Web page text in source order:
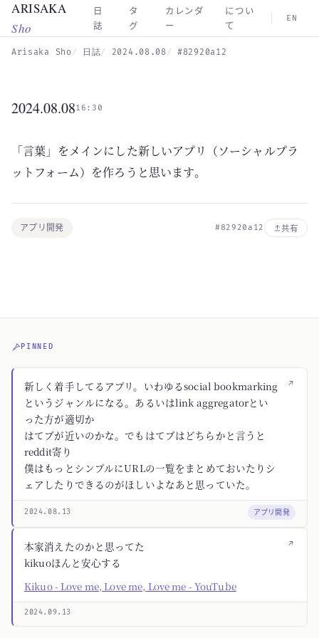
Skip to main content
ARISAKA
Sho
日
誌
タ
グ
カレンダ
ー
につい
て
EN
Arisaka Sho 日誌 2024.08.08 #82920a12
2024.08.0816:30
「言葉」をメインにした新しいアプリ（ソーシャルプラ
ットフォーム）を作ろうと思います。
アプリ開発 #82920a12 共有
PINNED
↗
新しく着手してるアプリ。いわゆるsocial bookmarking
というジャンルになる。あるいはlink aggregatorとい
った方が適切か
はてブが近いのかな。でもはてブはどちらかと言うと
reddit寄り
僕はもっとシンプルにURLの一覧をまとめておいたりシ
ェアしたりできるのがほしいよなあと思っていた。
2024.08.13 アプリ開発
↗
本家消えたのかと思ってた
kikuoほんと安心する
Kikuo - Love me, Love me, Love me - YouTube
2024.09.13